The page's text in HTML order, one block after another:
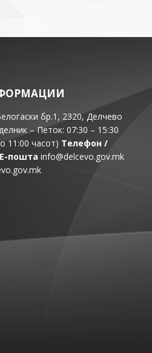
бр.1, 2320, Делчево
– Петок: 07:30 – 15:30
11:00 часот) Телефон /
Е-пошта info@delcevo.gov.mk